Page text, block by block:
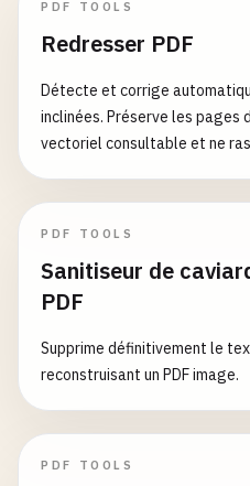
PDF TOOLS
Redresser PDF
Détecte et corrige
inclinées. Préserve les pages
vectoriel consultable et ne
PDF TOOLS
Sanitiseur de
PDF
Supprime définitivement le
reconstruisant un PDF image.
PDF TOOLS